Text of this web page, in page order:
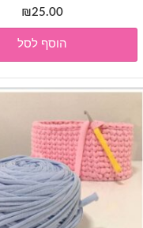
₪25.00
הוסף לסל